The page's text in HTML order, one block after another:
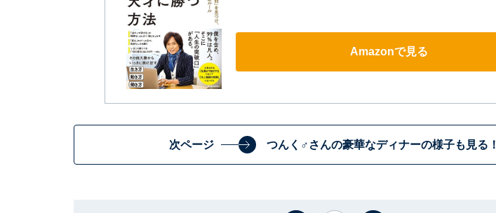
Amazonで見る
次ページ つんく♂さんの豪華なディナーの様子も見る！